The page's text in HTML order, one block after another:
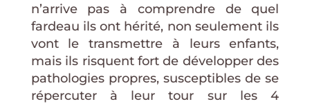
n’arrive pas à comprendre de quel
fardeau ils ont hérité, non seulement ils
vont le transmettre à leurs enfants,
mais ils risquent fort de développer des
pathologies propres, susceptibles de se
répercuter à leur tour sur les 4